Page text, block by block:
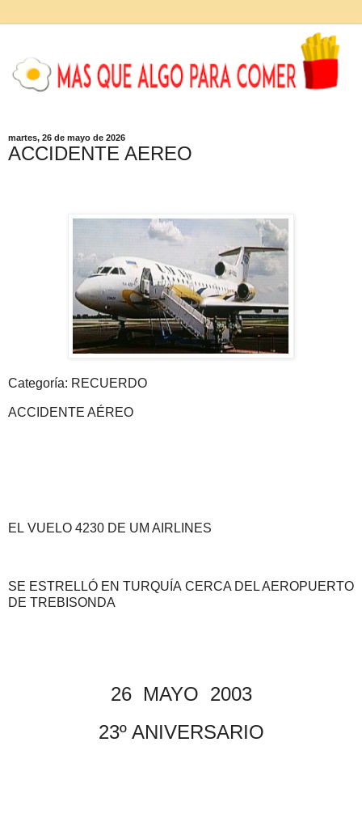
martes, 26 de mayo de 2026
ACCIDENTE AEREO
Categoría: RECUERDO
ACCIDENTE AÉREO
EL VUELO 4230 DE UM AIRLINES
SE ESTRELLÓ EN TURQUÍA CERCA DEL AEROPUERTO
DE TREBISONDA
26 MAYO 2003
23º ANIVERSARIO